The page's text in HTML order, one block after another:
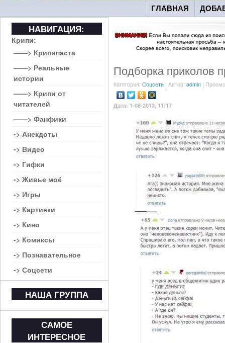
ГЛАВНАЯ
Подборка приколов
Категория: Соцсети | Автор: admin |
Дата: 1-08-2013, 11:17
НАВИГАЦИЯ:
Крипи:
——> Крипипаста
——> Реальные
истории
——> Крипи от
читателей
——> Фанфики
-> Анекдоты
-> Видео
-> Гифки
-> Живье моё
-> Игры
-> Картинки
-> Кино
-> Комиксы
-> Познавательное
-> Соцсети
НАША ГРУППА
САМОЕ
ИНТЕРЕСНОЕ